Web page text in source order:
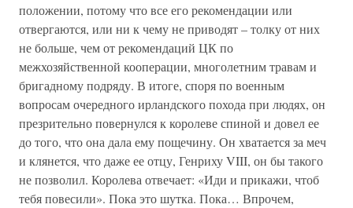
положении, потому что все его рекомендации или
отвергаются, или ни к чему не приводят – толку от них
не больше, чем от рекомендаций ЦК по
межхозяйственной кооперации, многолетним травам и
бригадному подряду. В итоге, споря по военным
вопросам очередного ирландского похода при людях, он
презрительно повернулся к королеве спиной и довел ее
до того, что она дала ему пощечину. Он хватается за меч
и клянется, что даже ее отцу, Генриху VIII, он бы такого
не позволил. Королева отвечает: «Иди и прикажи, чтоб
тебя повесили». Пока это шутка. Пока… Впрочем,